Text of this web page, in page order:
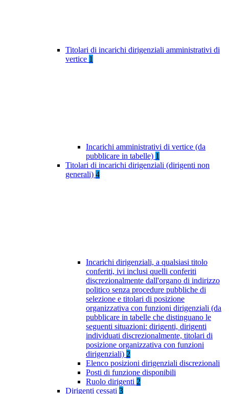
Titolari di incarichi dirigenziali amministrativi di
vertice 1
Incarichi amministrativi di vertice (da
pubblicare in tabelle) 1
Titolari di incarichi dirigenziali (dirigenti non
generali) 4
Incarichi dirigenziali, a qualsiasi titolo
conferiti, ivi inclusi quelli conferiti
discrezionalmente dall'organo di indirizzo
politico senza procedure pubbliche di
selezione e titolari di posizione
organizzativa con funzioni dirigenziali (da
pubblicare in tabelle che distinguano le
seguenti situazioni: dirigenti, dirigenti
individuati discrezionalmente, titolari di
posizione organizzativa con funzioni
dirigenziali) 2
Elenco posizioni dirigenziali discrezionali
Posti di funzione disponibili
Ruolo dirigenti 2
Dirigenti cessati 3